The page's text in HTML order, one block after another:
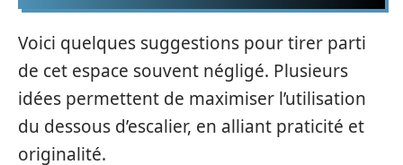
Voici quelques suggestions pour tirer parti
de cet espace souvent négligé. Plusieurs
idées permettent de maximiser l’utilisation
du dessous d’escalier, en alliant praticité et
originalité.